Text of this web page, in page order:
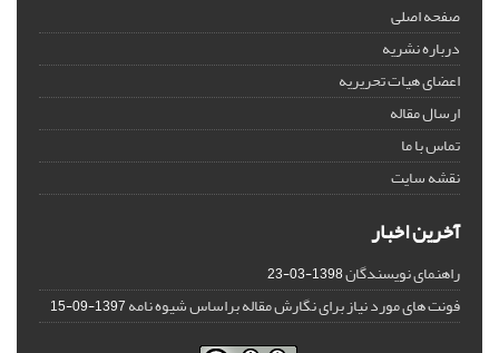
صفحه اصلی
درباره نشریه
اعضای هیات تحریریه
ارسال مقاله
تماس با ما
نقشه سایت
آخرین اخبار
راهنمای نویسندگان1398-03-23
فونت های مورد نیاز برای نگارش مقاله براساس شیوه نامه1397-09-15